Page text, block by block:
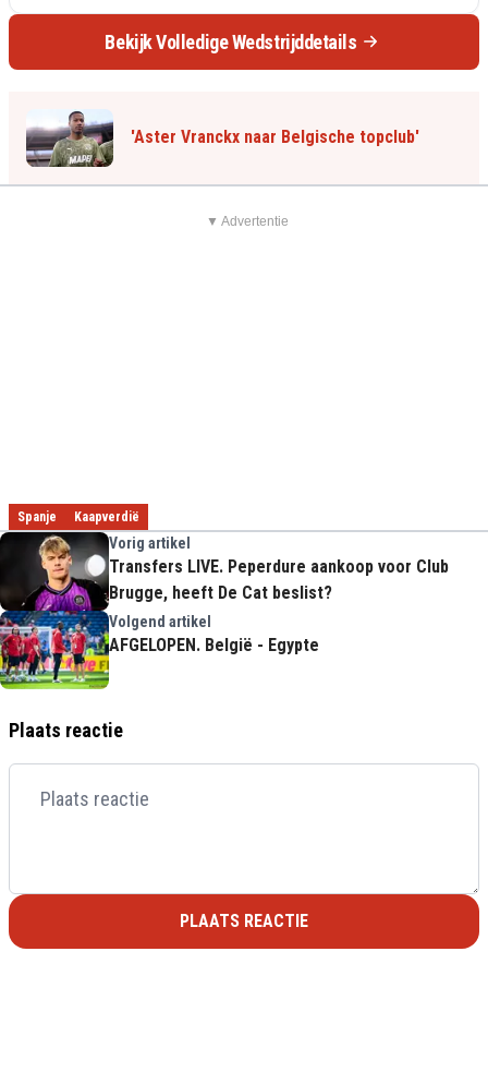
Bekijk Volledige Wedstrijddetails
'Aster Vranckx naar Belgische topclub'
▼ Advertentie
Spanje Kaapverdië
Vorig artikel
Transfers LIVE. Peperdure aankoop voor Club
Brugge, heeft De Cat beslist?
Volgend artikel
AFGELOPEN. België - Egypte
Plaats reactie
PLAATS REACTIE